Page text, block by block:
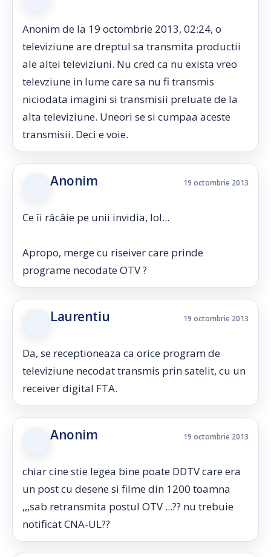
Anonim de la 19 octombrie 2013, 02:24, o
televiziune are dreptul sa transmita productii
ale altei televiziuni. Nu cred ca nu exista vreo
televziune in lume care sa nu fi transmis
niciodata imagini si transmisii preluate de la
alta televiziune. Uneori se si cumpaa aceste
transmisii. Deci e voie.
Anonim 19 octombrie 2013
Ce îi râcâie pe unii invidia, lol...
Apropo, merge cu riseiver care prinde
programe necodate OTV ?
Laurentiu 19 octombrie 2013
Da, se receptioneaza ca orice program de
televiziune necodat transmis prin satelit, cu un
receiver digital FTA.
Anonim 19 octombrie 2013
chiar cine stie legea bine poate DDTV care era
un post cu desene si filme din 1200 toamna
,,,sab retransmita postul OTV ...?? nu trebuie
notificat CNA-UL??